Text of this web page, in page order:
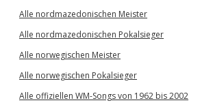
Alle nordmazedonischen Meister
Alle nordmazedonischen Pokalsieger
Alle norwegischen Meister
Alle norwegischen Pokalsieger
Alle offiziellen WM-Songs von 1962 bis 2002